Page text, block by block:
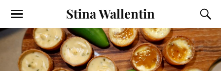
Stina Wallentin